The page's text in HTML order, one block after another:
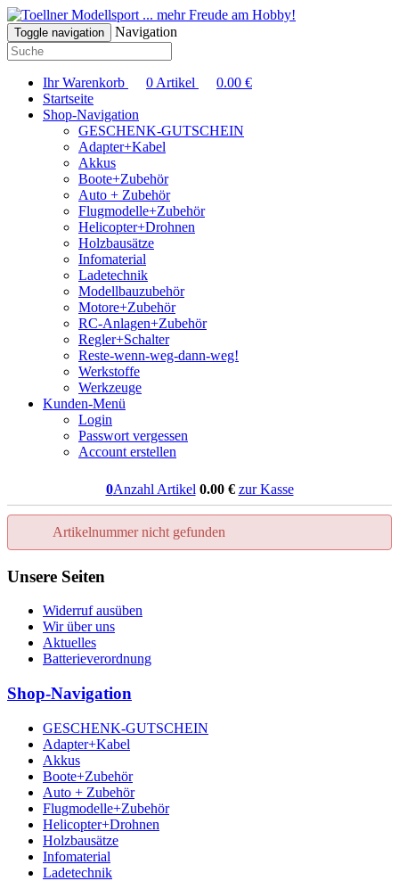
... mehr Freude am Hobby!
Toggle navigation Navigation
Ihr Warenkorb 0 Artikel 0.00 €
Startseite
Shop-Navigation
GESCHENK-GUTSCHEIN
Adapter+Kabel
Akkus
Boote+Zubehör
Auto + Zubehör
Flugmodelle+Zubehör
Helicopter+Drohnen
Holzbausätze
Infomaterial
Ladetechnik
Modellbauzubehör
Motore+Zubehör
RC-Anlagen+Zubehör
Regler+Schalter
Reste-wenn-weg-dann-weg!
Werkstoffe
Werkzeuge
Kunden-Menü
Login
Passwort vergessen
Account erstellen
0Anzahl Artikel 0.00€ zur Kasse
Artikelnummer nicht gefunden
Unsere Seiten
Widerruf ausüben
Wir über uns
Aktuelles
Batterieverordnung
Shop-Navigation
GESCHENK-GUTSCHEIN
Adapter+Kabel
Akkus
Boote+Zubehör
Auto + Zubehör
Flugmodelle+Zubehör
Helicopter+Drohnen
Holzbausätze
Infomaterial
Ladetechnik